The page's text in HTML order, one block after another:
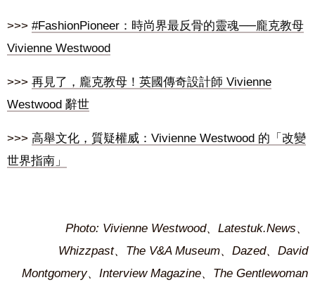
>>> #FashionPioneer：時尚界最反骨的靈魂──龐克教母
Vivienne Westwood
>>> 再見了，龐克教母！英國傳奇設計師 Vivienne
Westwood 辭世
>>> 高舉文化，質疑權威：Vivienne Westwood 的「改變
世界指南」
Photo: Vivienne Westwood、Latestuk.News、
Whizzpast、The V&A Museum、Dazed、David
Montgomery、Interview Magazine、The Gentlewoman